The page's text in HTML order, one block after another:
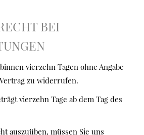
BEI
vierzehn Tagen ohne Angabe
zu widerrufen.
vierzehn Tage ab dem Tag des
auszuüben, müssen Sie uns